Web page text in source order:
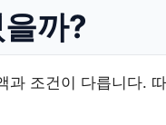
까?
조건이 다릅니다.